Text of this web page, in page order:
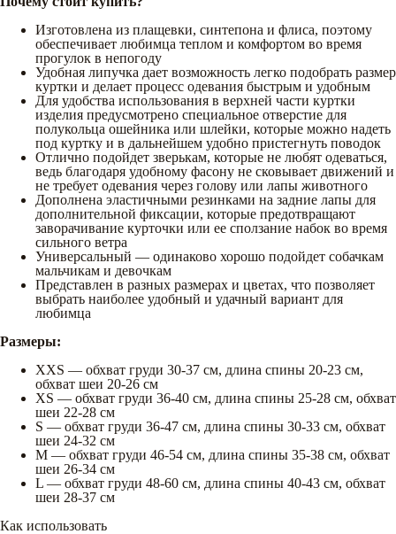
Изготовлена из плащевки, синтепона и флиса, поэтому
обеспечивает любимца теплом и комфортом во время
прогулок в непогоду
Удобная липучка дает возможность легко подобрать размер
куртки и делает процесс одевания быстрым и удобным
Для удобства использования в верхней части куртки
изделия предусмотрено специальное отверстие для
полукольца ошейника или шлейки, которые можно надеть
под куртку и в дальнейшем удобно пристегнуть поводок
Отлично подойдет зверькам, которые не любят одеваться,
ведь благодаря удобному фасону не сковывает движений и
не требует одевания через голову или лапы животного
Дополнена эластичными резинками на задние лапы для
дополнительной фиксации, которые предотвращают
заворачивание курточки или ее сползание набок во время
сильного ветра
Универсальный — одинаково хорошо подойдет собачкам
мальчикам и девочкам
Представлен в разных размерах и цветах, что позволяет
выбрать наиболее удобный и удачный вариант для
любимца
Размеры:
XXS — обхват груди 30-37 см, длина спины 20-23 см,
обхват шеи 20-26 см
XS — обхват груди 36-40 см, длина спины 25-28 см, обхват
шеи 22-28 см
S — обхват груди 36-47 см, длина спины 30-33 см, обхват
шеи 24-32 см
M — обхват груди 46-54 см, длина спины 35-38 см, обхват
шеи 26-34 см
L — обхват груди 48-60 см, длина спины 40-43 см, обхват
шеи 28-37 см
Как использовать